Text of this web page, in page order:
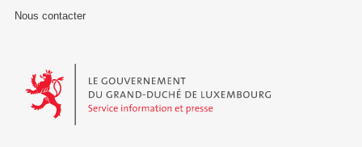
Nous contacter
Le Gouvernement du Grand-Duché de Luxembourg - Service